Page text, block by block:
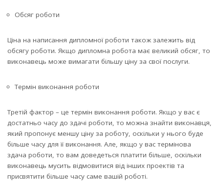
Обсяг роботи
Ціна на написання дипломної роботи також залежить від
обсягу роботи. Якщо дипломна робота має великий обсяг, то
виконавець може вимагати більшу ціну за свої послуги.
Термін виконання роботи
Третій фактор – це термін виконання роботи. Якщо у вас є
достатньо часу до здачі роботи, то можна знайти виконавця,
який пропонує меншу ціну за роботу, оскільки у нього буде
більше часу для її виконання. Але, якщо у вас термінова
здача роботи, то вам доведеться платити більше, оскільки
виконавець мусить відмовитися від інших проектів та
присвятити більше часу саме вашій роботі.